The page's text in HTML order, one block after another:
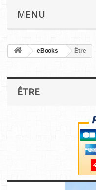
MENU
eBooks Être
ÊTRE